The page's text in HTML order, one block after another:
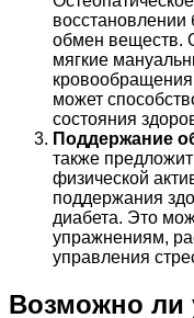
восстановлении
обмен веществ.
мягкие
может
состояния
Поддержание
также
физической
поддержания
диабета. Это
упражнениям,
управления
Возможно ли